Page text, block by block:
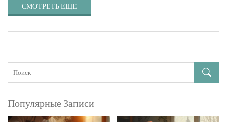
СМОТРЕТЬ ЕЩЕ
Популярные Записи